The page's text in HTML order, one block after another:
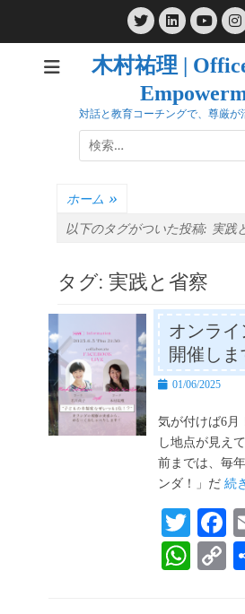
TwitterLinkedIn
木村祐理 |
対話と教育コーチングで、尊厳が
検
索:
ホーム »
以下のタグがついた投稿: 実践
タグ: 実践と省察
オンラ
開催しま
投
日
01/06/2025
気が付けば6月
し地点が見え
前までは、毎
ンダ！」だ続
T
wi
tte
W
C